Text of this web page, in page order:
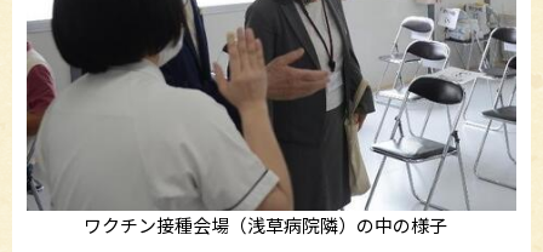
ワクチン接種会場（浅草病院隣）の中の様子